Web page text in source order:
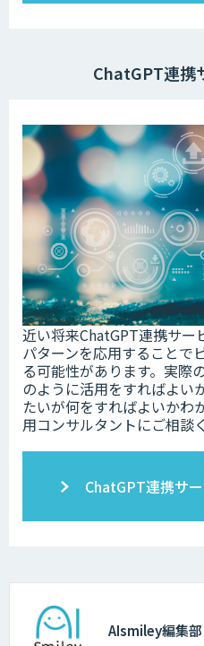
ChatGPT連携
近い将来ChatGPT連携サー
パターンを応用することで
る可能性があります。実際
のように活用をすればよい
たいが何をすればよいかわ
用コンサルタントにご相談
ChatGPT連携サ
AIsmiley編集部